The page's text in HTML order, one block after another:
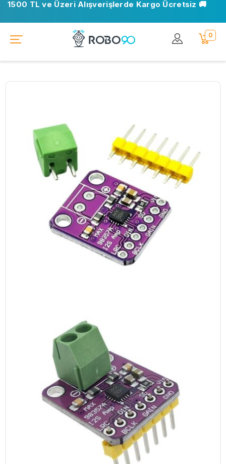
1500 TL ve Üzeri Alışverişlerde Kargo Ücretsiz 🚚
0